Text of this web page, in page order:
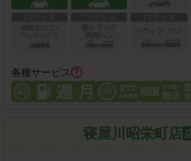
各種サービス
寝屋川昭栄町店